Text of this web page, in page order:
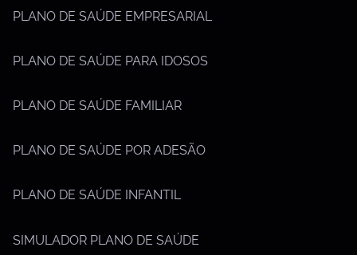
PLANO DE SAÚDE EMPRESARIAL
PLANO DE SAÚDE PARA IDOSOS
PLANO DE SAÚDE FAMILIAR
PLANO DE SAÚDE POR ADESÃO
PLANO DE SAÚDE INFANTIL
SIMULADOR PLANO DE SAÚDE